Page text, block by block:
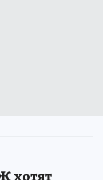
хотят